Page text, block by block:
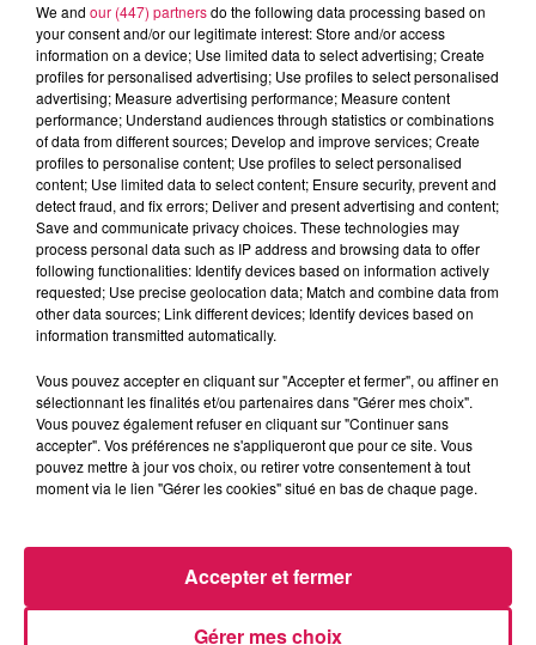
Canal fm
Geoffrey Deloux
La Ligne des Auditeurs
0:00 4 min 20 sec
8 novembre 2024 - 4 min 20 sec
08.11.2024 - FABIEN REVIENT SUR LE
Revivez les meilleurs moments de la Ligne des Auditeurs
We and our (447) partnersdo the following data processing based on
your consent and/or our legitimate interest: Store and/or access
information on a device; Use limited data to select advertising; Create
profiles for personalised advertising; Use profiles to select personalised
advertising; Measure advertising performance; Measure content
performance; Understand audiences through statistics or combinations
of data from different sources; Develop and improve services; Create
profiles to personalise content; Use profiles to select personalised
content; Use limited data to select content; Ensure security, prevent and
detect fraud, and fix errors; Deliver and present advertising and content;
Save and communicate privacy choices. These technologies may
process personal data such as IP address and browsing data to offer
following functionalities: Identify devices based on information actively
requested; Use precise geolocation data; Match and combine data from
other data sources; Link different devices; Identify devices based on
information transmitted automatically.
Vous pouvez accepter en cliquant sur "Accepter et fermer", ou affiner en
sélectionnant les finalités et/ou partenaires dans "Gérer mes choix".
Vous pouvez également refuser en cliquant sur "Continuer sans
accepter". Vos préférences ne s'appliqueront que pour ce site. Vous
pouvez mettre à jour vos choix, ou retirer votre consentement à tout
moment via le lien "Gérer les cookies" situé en bas de chaque page.
Gérer mes choix
Accepter et fermer